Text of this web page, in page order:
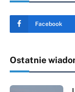
Facebook
Ostatnie